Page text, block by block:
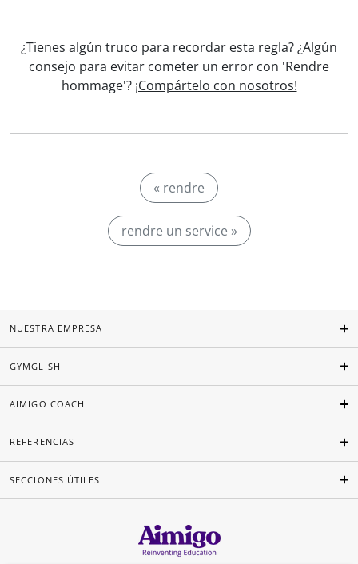
¿Tienes algún truco para recordar esta regla? ¿Algún
consejo para evitar cometer un error con 'Rendre
hommage'? ¡Compártelo con nosotros!
« rendre
rendre un service »
NUESTRA EMPRESA
GYMGLISH
AIMIGO COACH
REFERENCIAS
SECCIONES ÚTILES